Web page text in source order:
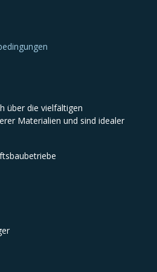
über die vielfältigen
Materialien und sind idealer